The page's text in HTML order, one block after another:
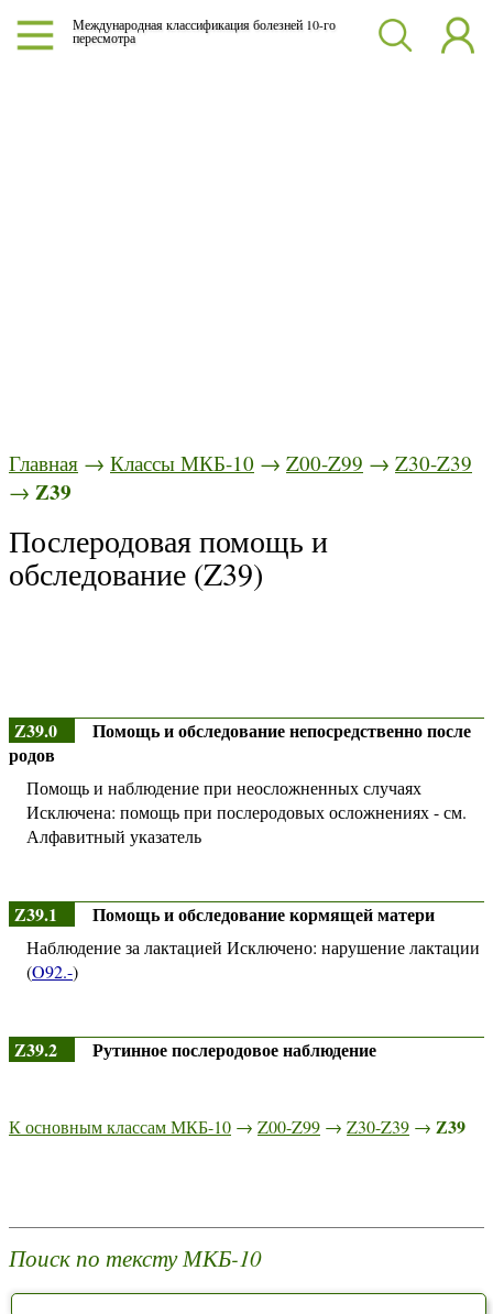
Международная классификация болезней 10-го
пересмотра
Главная → Классы МКБ-10 → Z00-Z99 → Z30-Z39
→ Z39
Послеродовая помощь и
обследование (Z39)
Z39.0
Помощь и обследование непосредственно после
родов
Помощь и наблюдение при неосложненных случаях
Исключена: помощь при послеродовых осложнениях - см.
Алфавитный указатель
Z39.1 Помощь и обследование кормящей матери
Наблюдение за лактацией Исключено: нарушение лактации
(O92.-)
Z39.2 Рутинное послеродовое наблюдение
К основным классам МКБ-10 → Z00-Z99 → Z30-Z39 → Z39
Поиск по тексту МКБ-10